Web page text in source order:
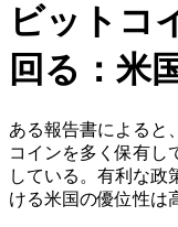
ビットコ
回る：米
ある報告書によると
コインを多く保有し
している。有利な政
ける米国の優位性は